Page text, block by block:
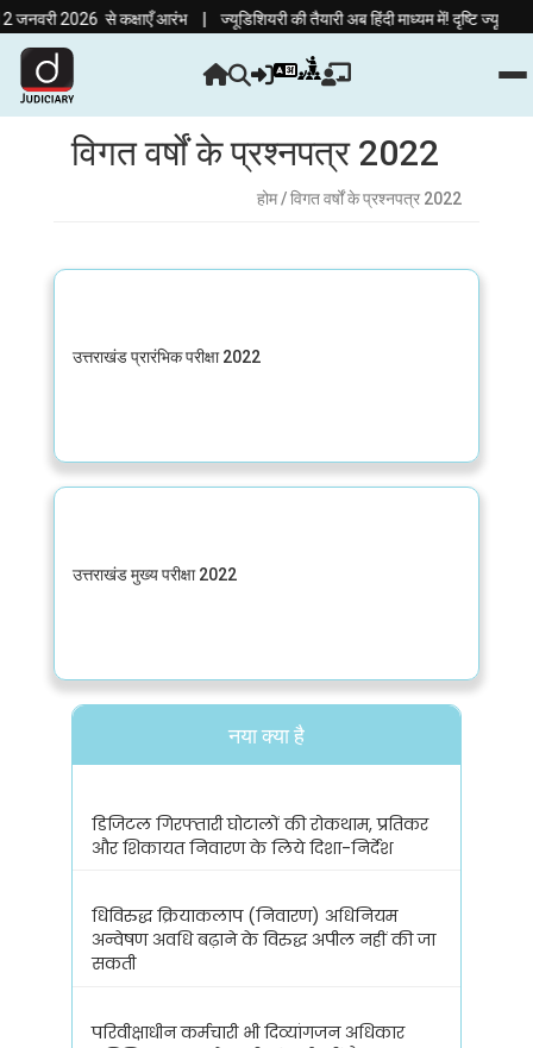
2026 से कक्षाएँ आरंभ| ज्यूडिशियरी की तैयारी अब हिंदी माध्यम में! दृष्टि
विगत वर्षों के प्रश्नपत्र 2022
होम/ विगत वर्षों के प्रश्नपत्र 2022
उत्तराखंड प्रारंभिक परीक्षा 2022
उत्तराखंड मुख्य परीक्षा 2022
नया क्या है
डिजिटल गिरफ्तारी घोटालों की रोकथाम, प्रतिकर
और शिकायत निवारण के लिये दिशा-निर्देश
धिविरुद्ध क्रियाकलाप (निवारण) अधिनियम
अन्वेषण अवधि बढ़ाने के विरुद्ध अपील नहीं की जा
सकती
परिवीक्षाधीन कर्मचारी भी दिव्यांगजन अधिकार